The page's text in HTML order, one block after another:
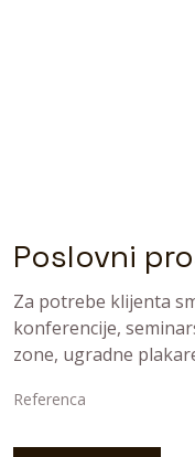
Poslovni
Za potrebe klijenta
konferencije,
zone, ugradne
Referenca